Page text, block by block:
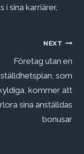
i sina karriärer.
NEXT
Företag utan en
som
kommer att
sina anställdas
bonusar